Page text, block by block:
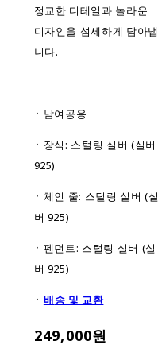
정교한 디테일과 놀라운
디자인을 섬세하게 담아냅
니다.
᛫ 남여공용
᛫ 장식: 스털링 실버 (실버
925)
᛫ 체인 줄: 스털링 실버 (실
버 925)
᛫ 펜던트: 스털링 실버 (실
버 925)
᛫ 배송 및 교환
249,000원